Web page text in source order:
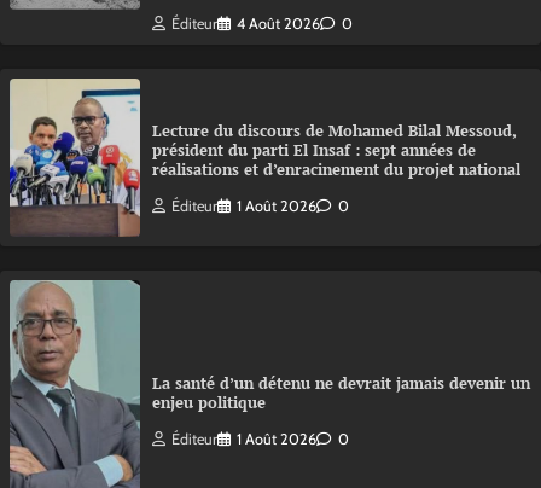
Éditeur 4 Août 2026 0
Lecture du discours de Mohamed Bilal Messoud,
président du parti El Insaf : sept années de
réalisations et d’enracinement du projet national
Éditeur 1 Août 2026 0
La santé d’un détenu ne devrait jamais devenir un
enjeu politique
Éditeur 1 Août 2026 0